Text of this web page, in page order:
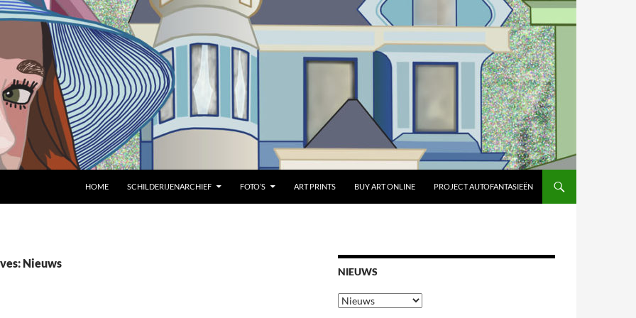
HOME SCHILDERIJENARCHIEF FOTO’S ART PRINTS BUY ART ONLINE PROJECT AUTOFANTASIEËN
Nieuws
NIEUWS
Nieuws